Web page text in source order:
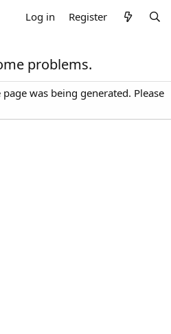
Log in Register
problems.
was being generated. Please